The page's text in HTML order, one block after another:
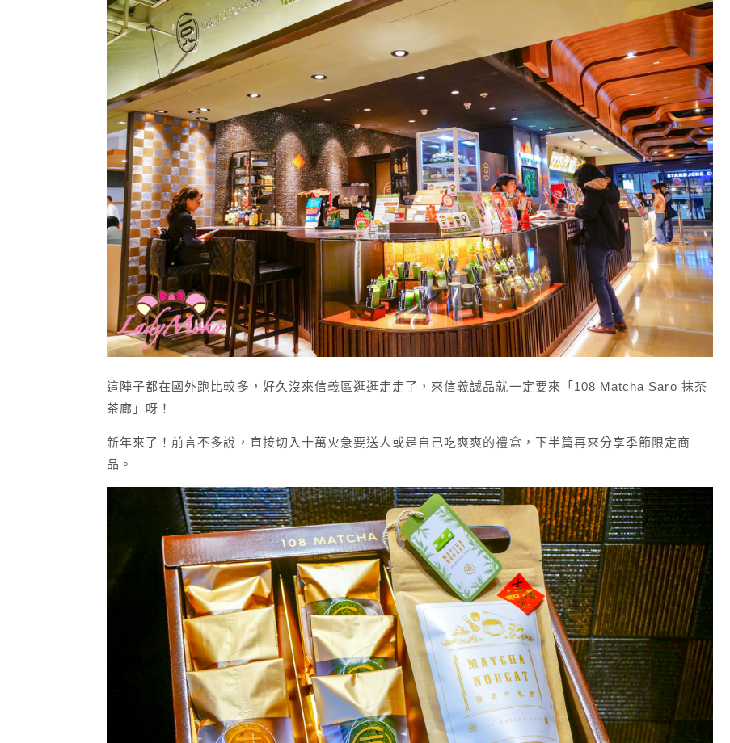
這陣子都在國外跑比較多，好久沒來信義區逛逛走走了，來信義誠品就一定要來「 108 Matcha Saro 抹茶
茶廊 」呀！
新年來了！前言不多說，直接切入十萬火急要送人或是自己吃爽爽的禮盒，下半篇再來分享季節限定商
品。